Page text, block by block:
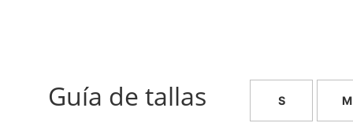
Guía de tallas S M